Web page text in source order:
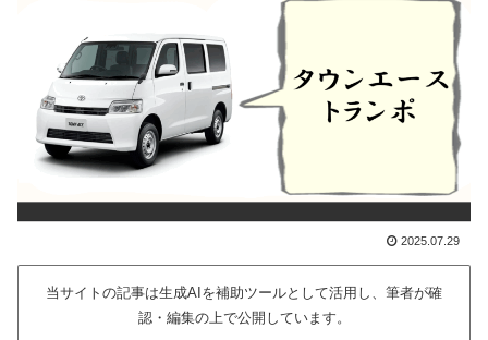
2025.07.29
当サイトの記事は生成AIを補助ツールとして活用し、筆者が確
認・編集の上で公開しています。